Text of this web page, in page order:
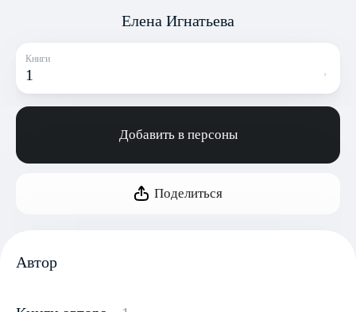
Елена Игнатьева
Книги
1
Добавить в персоны
Поделиться
Автор